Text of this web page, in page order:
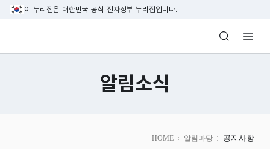
본문 바로가기
이 누리집은 대한민국 공식 전자정부 누리집입니다.
방송미디어통신위원회 Korea Media
알림소식
HOME 알림마당 공지사항